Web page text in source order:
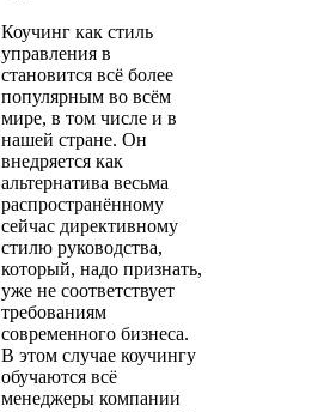
Коучинг как стиль
управления в
становится всё более
популярным во всём
мире, в том числе и в
нашей стране. Он
внедряется как
альтернатива весьма
распространённому
сейчас директивному
стилю руководства,
который, надо признать,
уже не соответствует
требованиям
современного бизнеса.
В этом случае коучингу
обучаются всё
менеджеры компании